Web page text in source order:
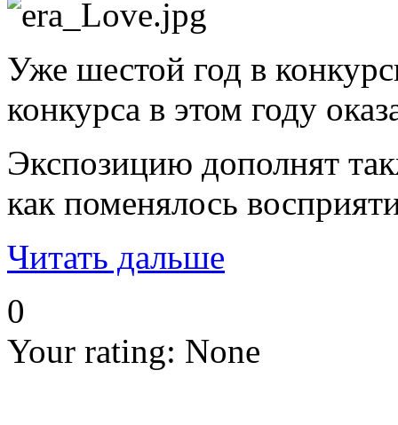
Уже шестой год в
конкурса в этом году
Экспозицию дополнят
как поменялось
Читать дальше
0
Your rating: None